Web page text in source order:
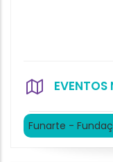
EVENTOS
Funarte -